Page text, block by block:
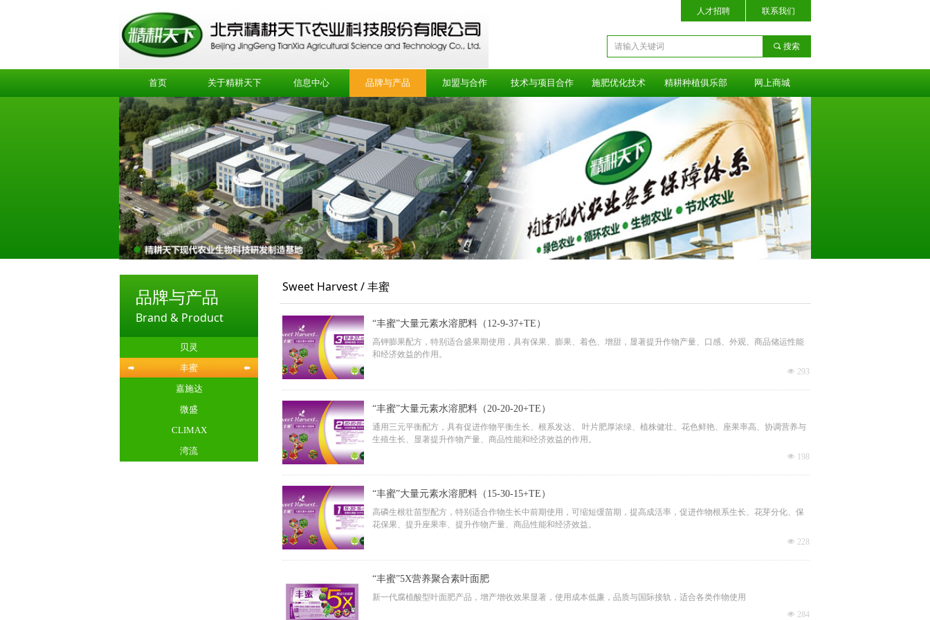
首页 关于精耕天下 信息中心 品牌与产品 加盟与合作 技术与项目合作 施肥优化技术 精耕种植俱乐部 网上商城
끠 搜索
人才招聘 联系我们
品牌与产品
Brand & Product
贝灵
丰蜜
嘉施达
微盛
CLIMAX
湾流
Sweet Harvest / 丰蜜
“丰蜜”大量元素水溶肥料（12-9-37+TE）
高钾膨果配方，特别适合盛果期使用，具有保果、膨果、着色、增甜，显著提升作物产量、口感、外观、商品储运性能
和经济效益的作用。
넶 293
“丰蜜”大量元素水溶肥料（20-20-20+TE）
通用三元平衡配方，具有促进作物平衡生长、根系发达、 叶片肥厚浓绿、植株健壮、花色鲜艳、座果率高、协调营养与
生殖生长、显著提升作物产量、商品性能和经济效益的作用。
넶 198
“丰蜜”大量元素水溶肥料（15-30-15+TE）
高磷生根壮苗型配方，特别适合作物生长中前期使用，可缩短缓苗期，提高成活率，促进作物根系生长、花芽分化、保
花保果、提升座果率、提升作物产量、商品性能和经济效益。
넶 228
“丰蜜”5X营养聚合素叶面肥
新一代腐植酸型叶面肥产品，增产增收效果显著，使用成本低廉，品质与国际接轨，适合各类作物使用
넶 284